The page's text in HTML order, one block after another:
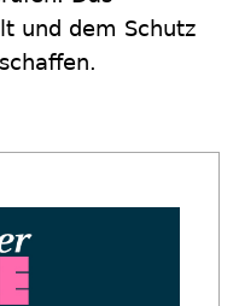
und dem Schutz